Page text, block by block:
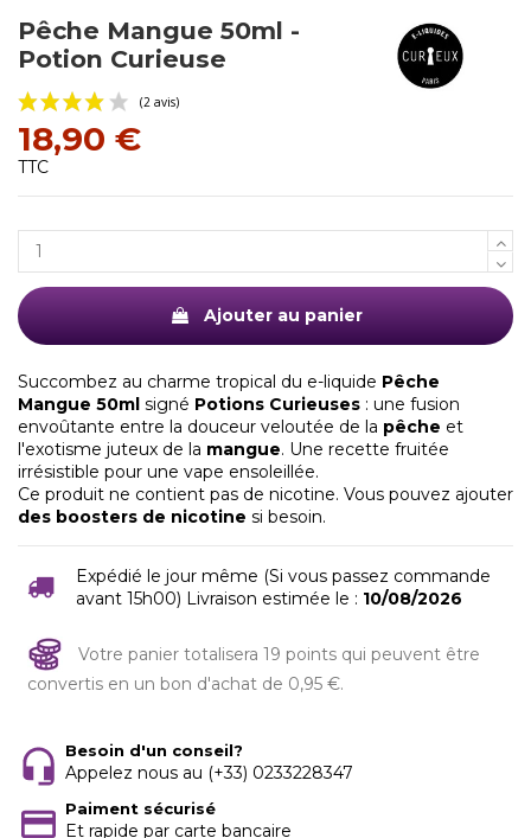
Pêche Mangue 50ml -
Potion Curieuse
(2 avis)
18,90 €
TTC
Ajouter au panier
Succombez au charme tropical du e-liquide Pêche
Mangue 50ml signé Potions Curieuses : une fusion
envoûtante entre la douceur veloutée de la pêche et
l'exotisme juteux de la mangue. Une recette fruitée
irrésistible pour une vape ensoleillée.
Ce produit ne contient pas de nicotine. Vous pouvez ajouter
des boosters de nicotine si besoin.
Expédié le jour même (Si vous passez commande
avant 15h00) Livraison estimée le : 10/08/2026
Votre panier totalisera 19 points qui peuvent être
convertis en un bon d'achat de 0,95 €.
Besoin d'un conseil?
Appelez nous au (+33) 0233228347
Paiment sécurisé
Et rapide par carte bancaire